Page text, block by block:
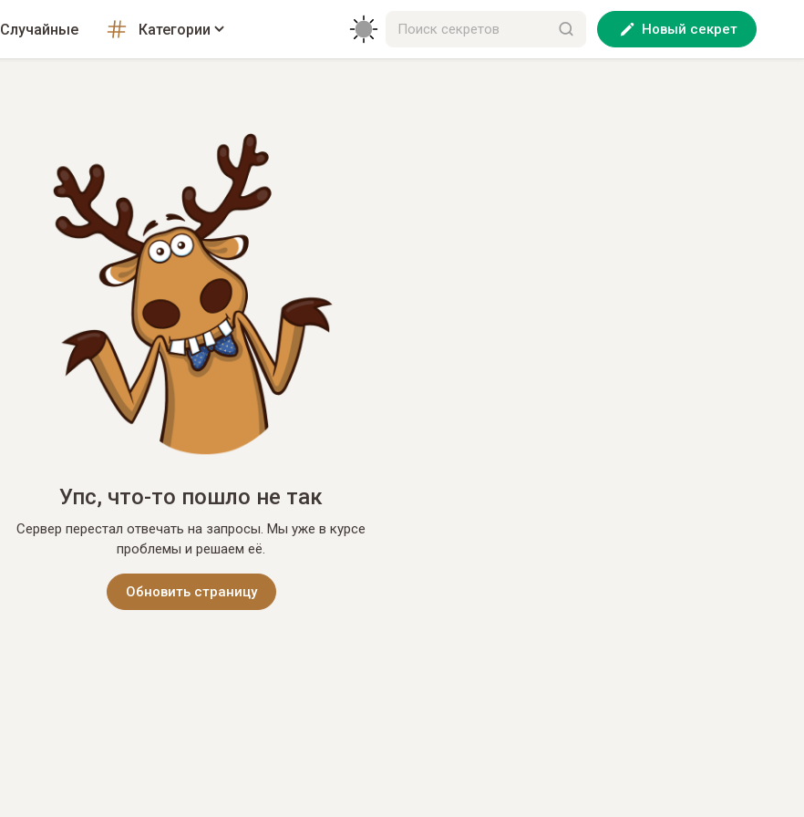
Случайные Категории Новый секрет
Упс, что-то пошло не так
Сервер перестал отвечать на запросы. Мы уже в курсе
проблемы и решаем её.
Обновить страницу